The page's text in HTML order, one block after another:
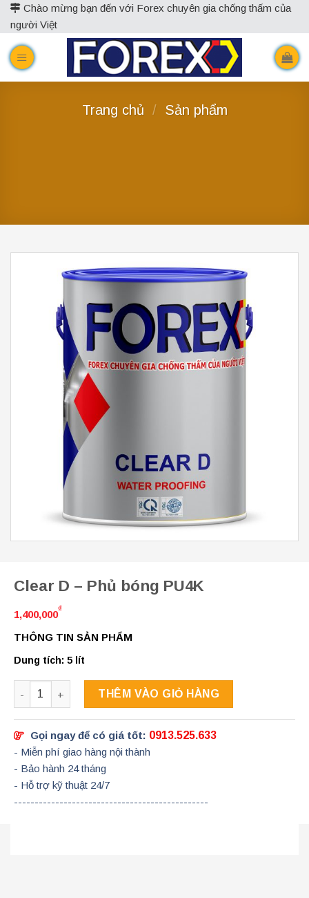
Skip
content
Chào mừng bạn đến với Forex chuyên gia chống thấm của
người Việt
Trang chủ / Sản phẩm
Clear D – Phủ bóng PU4K
1,400,000
₫
THÔNG TIN SẢN PHẨM
Dung tích: 5 lít
Số lượng
THÊM VÀO GIỎ HÀNG
Gọi ngay để có giá tốt: 0913.525.633
- Miễn phí giao hàng nội thành
- Bảo hành 24 tháng
- Hỗ trợ kỹ thuật 24/7
-----------------------------------------------